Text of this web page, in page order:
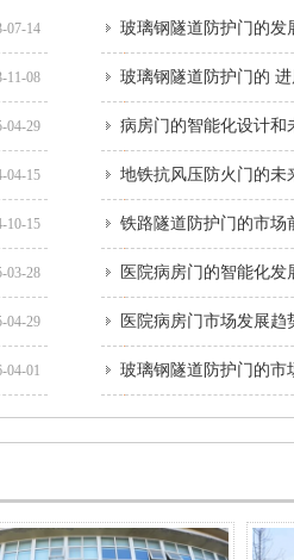
07-14 玻璃钢隧道防护门的发
11-08 玻璃钢隧道防护门的
04-29 病房门的智能化设计和
04-15 地铁抗风压防火门的未
10-15 铁路隧道防护门的市场
03-28 医院病房门的智能化发
04-29 医院病房门市场发展趋
04-01 玻璃钢隧道防护门的市